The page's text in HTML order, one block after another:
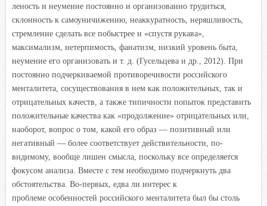
леность и неумение постоянно и организованно трудиться,
склонность к самоуничижению, неаккуратность, неряшливость,
стремление сделать все побыстрее и «спустя рукава»,
максимализм, нетерпимость, фанатизм, низкий уровень быта,
неумение его организовать и т. д. (Гусельцева и др., 2012). При
постоянно подчеркиваемой противоречивости российского
менталитета, сосуществования в нем как положительных, так и
отрицательных качеств, а также типичности попыток представить
положительные качества как «продолжение» отрицательных или,
наоборот, вопрос о том, какой его образ — позитивный или
негативный — более соответствует действительности, по-
видимому, вообще лишен смысла, поскольку все определяется
фокусом анализа. Вместе с тем необходимо подчеркнуть два
обстоятельства. Во-первых, едва ли интерес к
проблеме особенностей российского менталитета был бы столь